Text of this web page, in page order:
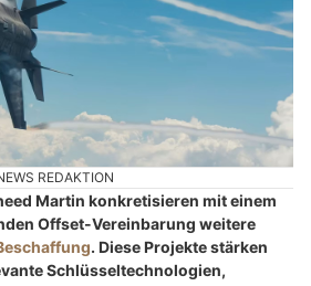
REDAKTION
Martin konkretisieren mit einem
Offset-Vereinbarung weitere
. Diese Projekte stärken
Schlüsseltechnologien,